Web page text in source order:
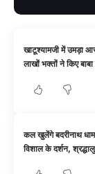
खाटूश्यामजी में उमड़ा
लाखों भक्तों ने किए
कल खुलेंगे बदरीनाथ
विशाल के दर्शन,